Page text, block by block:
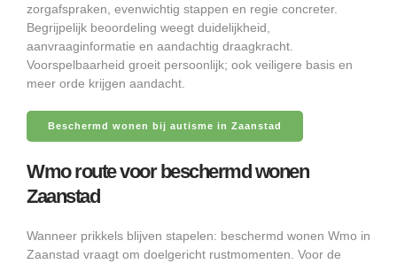
zorgafspraken, evenwichtig stappen en regie concreter.
Begrijpelijk beoordeling weegt duidelijkheid,
aanvraaginformatie en aandachtig draagkracht.
Voorspelbaarheid groeit persoonlijk; ook veiligere basis en
meer orde krijgen aandacht.
Beschermd wonen bij autisme in Zaanstad
Wmo route voor beschermd wonen
Zaanstad
Wanneer prikkels blijven stapelen: beschermd wonen Wmo in
Zaanstad vraagt om doelgericht rustmomenten. Voor de